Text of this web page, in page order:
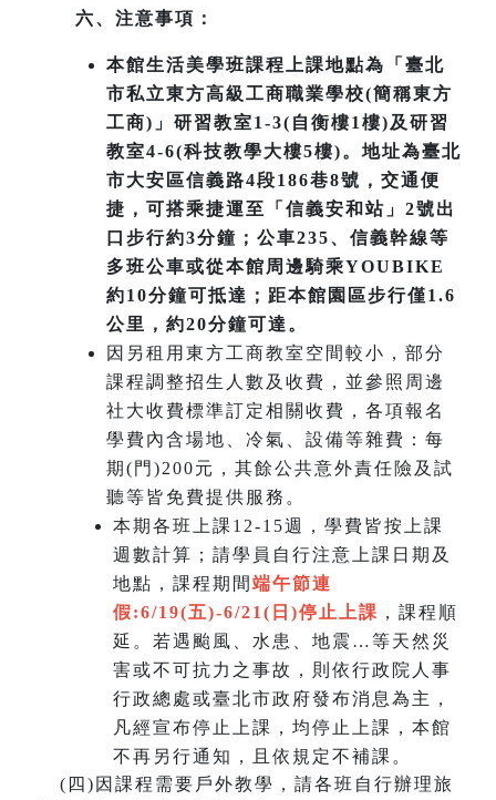
六、注意事項：
本館生活美學班課程上課地點為「臺北
市私立東方高級工商職業學校(簡稱東方
工商)」研習教室1-3(自衡樓1樓)及研習
教室4-6(科技教學大樓5樓)。地址為臺北
市大安區信義路4段186巷8號，交通便
捷，可搭乘捷運至「信義安和站」2號出
口步行約3分鐘；公車235、信義幹線等
多班公車或從本館周邊騎乘YOUBIKE
約10分鐘可抵達；距本館園區步行僅1.6
公里，約20分鐘可達。
因另租用東方工商教室空間較小，部分
課程調整招生人數及收費，並參照周邊
社大收費標準訂定相關收費，各項報名
學費內含場地、冷氣、設備等雜費：每
期(門)200元，其餘公共意外責任險及試
聽等皆免費提供服務。
本期各班上課12-15週，學費皆按上課
週數計算；請學員自行注意上課日期及
地點，課程期間 端午節連
假:6/19(五)-6/21(日)停止上課 ，課程順
延。若遇颱風、水患、地震…等天然災
害或不可抗力之事故，則依行政院人事
行政總處或臺北市政府發布消息為主，
凡經宣布停止上課，均停止上課，本館
不再另行通知，且依規定不補課。
( 四)因課程需要戶外教學，請各班自行辦理旅